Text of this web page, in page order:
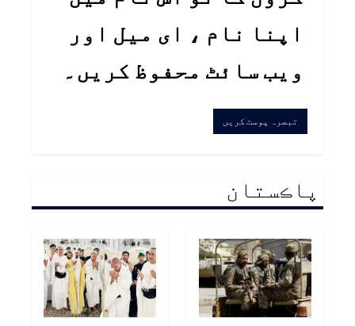
اپنا نام ، ای میل اور
ویب سائٹ محفوظ کریں۔
پاڪستان